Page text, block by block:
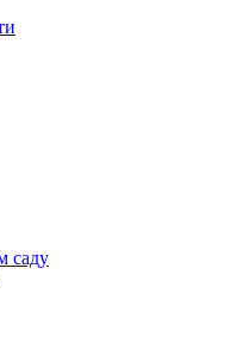
саду